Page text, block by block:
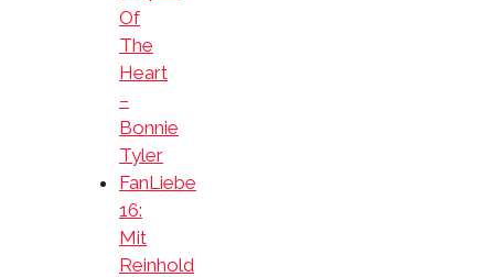
Of
The
Heart
–
Bonnie
Tyler
FanLiebe
16:
Mit
Reinhold